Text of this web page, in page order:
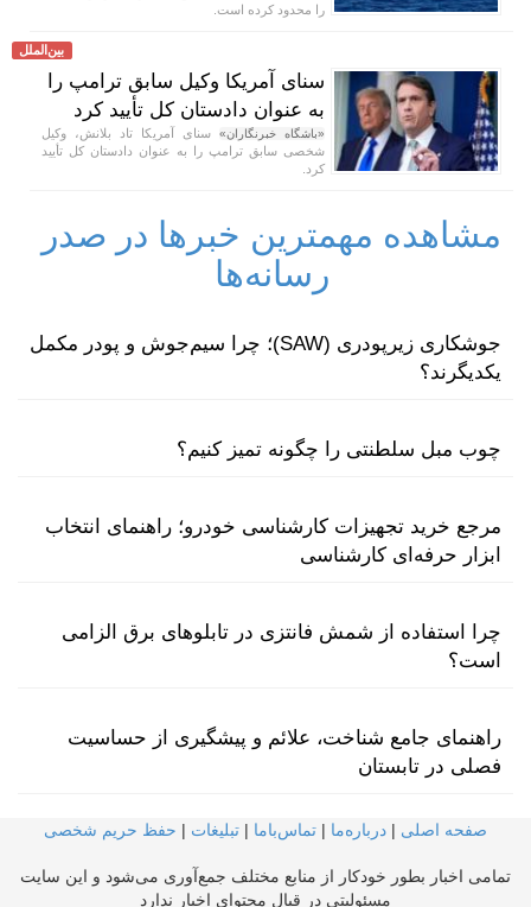
را محدود کرده است.
بین‌الملل
سنای آمریکا وکیل سابق ترامپ را
به عنوان دادستان کل تأیید کرد
«باشگاه خبرنگاران» سنای آمریکا تاد بلانش، وکیل
شخصی سابق ترامپ را به عنوان دادستان کل تأیید
کرد.
مشاهده مهمترین خبرها در صدر
رسانه‌ها
جوشکاری زیرپودری (SAW)؛ چرا سیم‌جوش و پودر مکمل
یکدیگرند؟
چوب مبل سلطنتی را چگونه تمیز کنیم؟
مرجع خرید تجهیزات کارشناسی خودرو؛ راهنمای انتخاب
ابزار حرفه‌ای کارشناسی
چرا استفاده از شمش فانتزی در تابلوهای برق الزامی
است؟
راهنمای جامع شناخت، علائم و پیشگیری از حساسیت
فصلی در تابستان
صفحه اصلی | درباره‌ما | تماس‌با‌ما | تبلیغات | حفظ حریم شخصی
تمامی اخبار بطور خودکار از منابع مختلف جمع‌آوری می‌شود و این سایت
مسئولیتی در قبال محتوای اخبار ندارد